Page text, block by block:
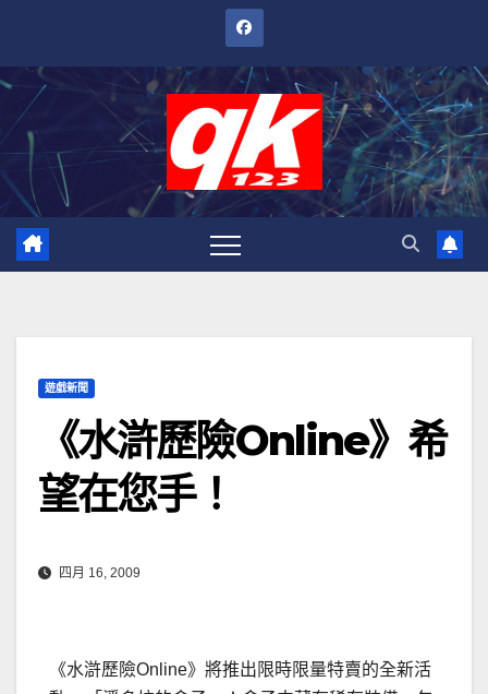
內
遊戲新聞
《水滸歷險Online》希
望在您手！
四月 16, 2009
《水滸歷險Online》將推出限時限量特賣的全新活